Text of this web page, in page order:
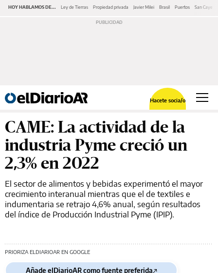
HOY HABLAMOS DE... Ley de Tierras Propiedad privada Javier Milei Brasil Puertos San
Hacete socia/o
CAME: La actividad de la
industria Pyme creció un
2,3% en 2022
El sector de alimentos y bebidas experimentó el mayor
crecimiento interanual mientras que el de textiles e
indumentaria se retrajo 4,6% anual, según resultados
del índice de Producción Industrial Pyme (IPIP).
PRIORIZA ELDIARIOAR EN GOOGLE
Añade elDiarioAR como fuente preferida